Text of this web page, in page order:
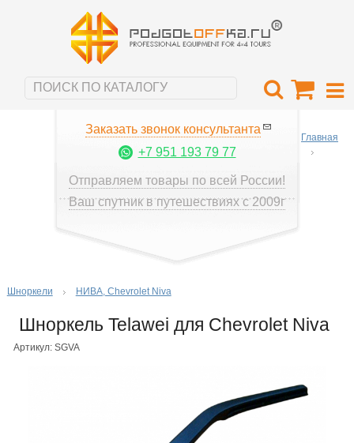
Заказать звонок консультанта
+7 951 193 79 77
Отправляем товары по всей России!
Ваш спутник в путешествиях с 2009г
Главная
Шноркели НИВА, Chevrolet Niva
Шноркель Telawei для Chevrolet Niva
Артикул: SGVA